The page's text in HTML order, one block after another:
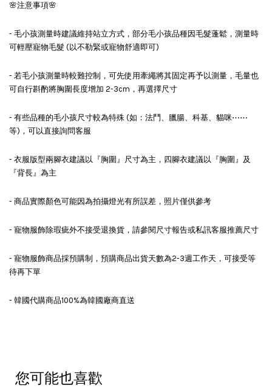
🌸注意事項🌸
- 毛小孩測量時建議維持站立方式，部分毛小孩品種因毛髮蓬鬆，測量時
可輕壓寵物毛髮 (以不勒緊或寵物舒適即可)
- 若毛小孩測量時較難控制，可先使用牽繩將其固定再予以測量，毛量也
可自行斟酌將胸圍長度增加 2-3cm，再選擇尺寸
- 有些品種的毛小孩尺寸較為特殊 (如：法鬥、臘腸、科基、貓咪⋯⋯
等)，可以直接詢問客服
- 衣服版型兩腳衣建議以『胸圍』尺寸為主，四腳衣建議以『胸圍』及
『背長』為主
- 商品實際顏色可能因為拍攝燈光有所誤差，照片僅供參考
- 寵物服飾除瑕疵外不接受退換貨，請參閱尺寸報告或私訊客服推薦尺寸
- 寵物服飾商品採預購制，預購商品出貨天數為2-3週工作天，可接受等
待再下單
- 韓國代購商品100%為韓國廠商直送
您可能也喜歡